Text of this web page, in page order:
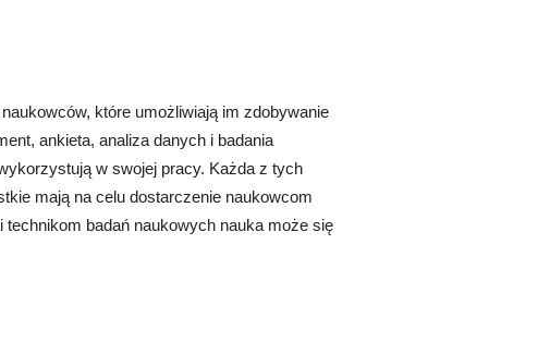
które umożliwiają im zdobywanie
ankieta, analiza danych i badania
w swojej pracy. Każda z tych
mają na celu dostarczenie naukowcom
badań naukowych nauka może się